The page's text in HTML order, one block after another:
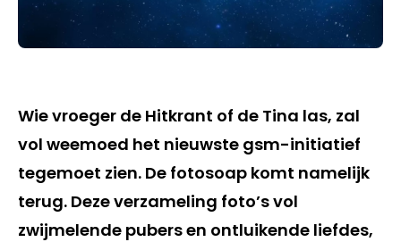
Wie vroeger de Hitkrant of de Tina las, zal
vol weemoed het nieuwste gsm-initiatief
tegemoet zien. De fotosoap komt namelijk
terug. Deze verzameling foto’s vol
zwijmelende pubers en ontluikende liefdes,